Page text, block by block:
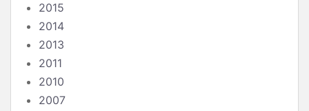
2015
2014
2013
2011
2010
2007